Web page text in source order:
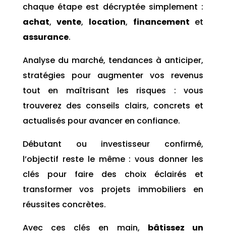
chaque étape est décryptée simplement :
achat,vente, location, financement et
assurance.
Analyse du marché, tendances à anticiper,
stratégies pour augmenter vos revenus
tout en maîtrisant les risques : vous
trouverez des conseils clairs, concrets et
actualisés pour avancer en confiance.
Débutant ou investisseur confirmé,
l’objectif reste le même : vous donner les
clés pour faire des choix éclairés et
transformer vos projets immobiliers en
réussites concrètes.
Avec ces clés en main, bâtissez un